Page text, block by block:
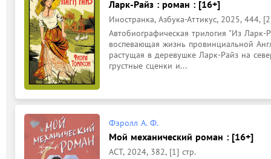
Ларк-Райз : роман : [16+]
Иностранка, Азбука-Аттикус, 2025, 444,
Автобиографическая трилогия "Из Ларк-
воспевающая жизнь провинциальной
растущая в деревушке Ларк-Райз на
грустные сценки и...
Фэролл А. Ф.
Мой механический роман : [16+]
АСТ, 2024, 382, [1] стр.